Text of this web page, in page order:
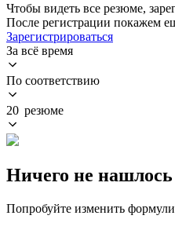
Чтобы видеть все резюме,
После регистрации покажем
Зарегистрироваться
За всё время
По соответствию
20 резюме
Ничего не нашлось
Попробуйте изменить